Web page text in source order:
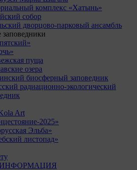
комплекс «Хатынь»
собор
дворцово-парковый ансамбль
пуща
озера
биосферный заповедник
радиационно-экологический
Art
2025»
Эльба»
листопад»